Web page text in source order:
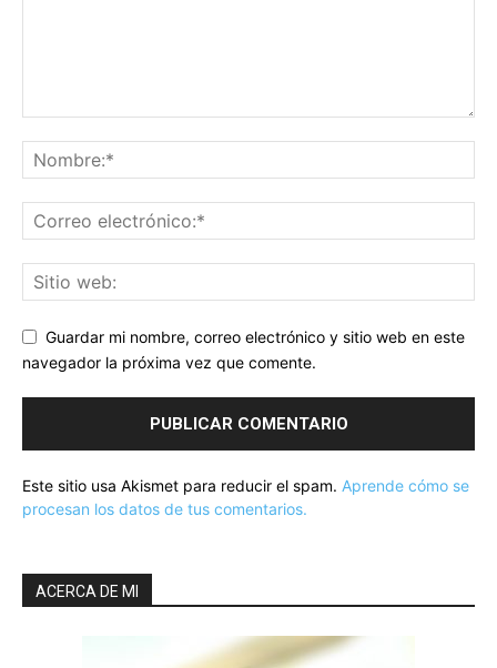
Guardar mi nombre, correo electrónico y sitio web en este
navegador la próxima vez que comente.
Este sitio usa Akismet para reducir el spam. Aprende cómo se
procesan los datos de tus comentarios.
ACERCA DE MI